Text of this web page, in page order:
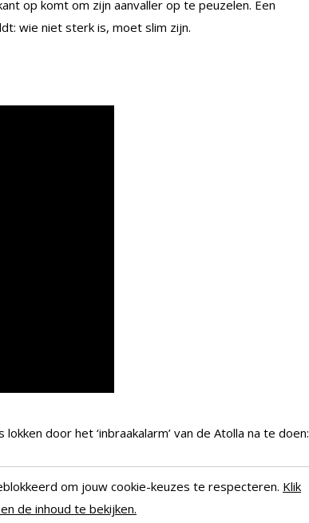
op komt om zijn aanvaller op te peuzelen. Een
wie niet sterk is, moet slim zijn.
door het ‘inbraakalarm’ van de Atolla na te doen:
om jouw cookie-keuzes te respecteren. Klik
de inhoud te bekijken.